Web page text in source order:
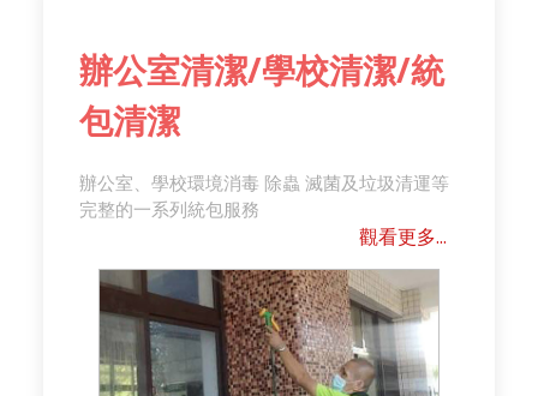
辦公室清潔/學校清潔/統
包清潔
辦公室、學校環境消毒 除蟲 滅菌及垃圾清運等
完整的一系列統包服務
觀看更多...